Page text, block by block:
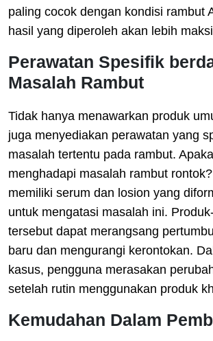
paling cocok dengan kondisi rambut
hasil yang diperoleh akan lebih
Perawatan Spesifik
Masalah Rambut
Tidak hanya menawarkan produk
juga menyediakan perawatan yang
masalah tertentu pada rambut.
menghadapi masalah rambut
memiliki serum dan losion yang
untuk mengatasi masalah ini.
tersebut dapat merangsang
baru dan mengurangi kerontokan.
kasus, pengguna merasakan
setelah rutin menggunakan produk
Kemudahan Dalam